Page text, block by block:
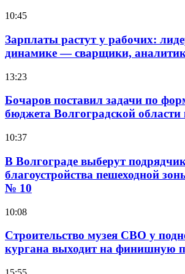
10:45
Зарплаты растут у рабочих:
динамике — сварщики,
13:23
Бочаров поставил задачи по
бюджета Волгоградской области
10:37
В Волгограде выберут
благоустройства пешеходной
№ 10
10:08
Строительство музея СВО у
кургана выходит на финишную